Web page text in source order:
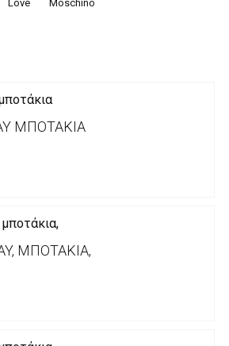
μέσα από
ακόλουθους τραπεζικούς
Love Moschino
ΜΠΟΤΆΚΙΑ
ΜΠΟΤΆΚΙΑ,